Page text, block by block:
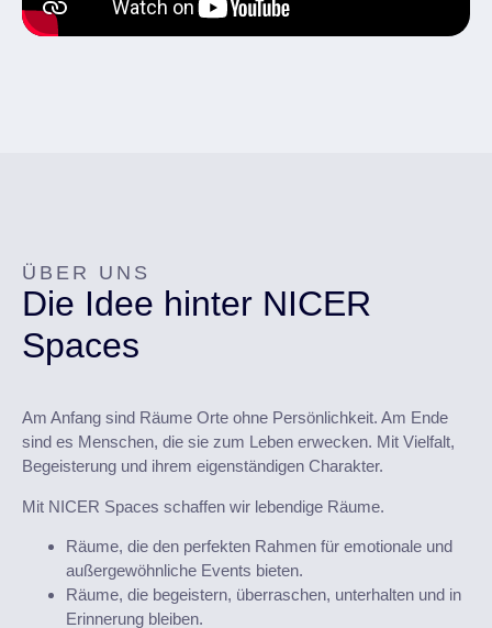
ÜBER UNS
Die Idee hinter NICER
Spaces
Am Anfang sind Räume Orte ohne Persönlichkeit. Am Ende
sind es Menschen, die sie zum Leben erwecken. Mit Vielfalt,
Begeisterung und ihrem eigenständigen Charakter.
Mit NICER Spaces schaffen wir lebendige Räume.
Räume, die den perfekten Rahmen für emotionale und
außergewöhnliche Events bieten.
Räume, die begeistern, überraschen, unterhalten und in
Erinnerung bleiben.